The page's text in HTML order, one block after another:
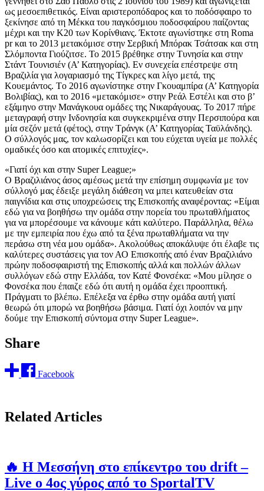
ως μεσοεπιθετικός. Είναι αριστεροπόδαρος και το ποδόσφαιρο το
ξεκίνησε από τη Μέκκα του παγκόσμιου ποδοσφαίρου παίζοντας
μέχρι και την Κ20 των Κορίνθιανς. Έκτοτε αγωνίστηκε στη Roma
pr και το 2013 μετακόμισε στην Σερβική Μπόρακ Τσάτσακ και στη
Σλόμποντα Γιούζιτσε. Το 2015 βρέθηκε στην Τυνησία και στην
Στάντ Τουνισιέν (Α’ Κατηγορίας). Εν συνεχεία επέστρεψε στη
Βραζιλία για λογαριασμό της Τίγκρες και λίγο μετά, της
Κουεμάντος. Τo 2016 αγωνίστηκε στην Γκουαμπίρα (Α’ Κατηγορία
Βολιβίας), και το 2016 «μετακόμισε» στην Ρεάλ Εστέλι και στο β’
εξάμηνο στην Μανάγκουα ομάδες της Νικαράγουας. Το 2017 πήρε
μεταγραφή στην Ινδονησία και συγκεκριμένα στην Περσιπούρα και
μία σεζόν μετά (φέτος), στην Τράνγκ (Α’ Κατηγορίας Ταϋλάνδης).
Ο σύλλογός μας, τον καλωσορίζει και του εύχεται υγεία με πολλές
ομαδικές όσο και ατομικές επιτυχίες».
«Γιατί όχι και στην Super League;»
Ο Βραζιλιάνος άσος αμέσως μετά την επίσημη συμφωνία με τον
σύλλογό μας έδειξε μεγάλη διάθεση να μπει κατευθείαν στα
παιγνίδια και στις υποχρεώσεις της Επισκοπής αναφέροντας: «Είμαι
εδώ για να βοηθήσω την ομάδα στην πορεία του πρωταθλήματος
για να μπορέσουμε να κάνουμε κάτι καλύτερο. Παράλληλα, θέλω
με την εμπειρία που έχω από τα ξένα πρωταθλήματα να την
περάσω στη νέα μου ομάδα». Ακολούθως αποκάλυψε ότι έλαβε τις
καλύτερες συστάσεις για τον ΑΟ Επισκοπής από έναν Βραζιλιάνο
πρώην ποδοσφαιριστή της Επισκοπής αλλά και πολλών άλλων
συλλόγων εδώ στην Ελλάδα, τον Κατέ Φονσέκα: «Μου μίλησε ο
Φονσέκα που έπαιζε εδώ ότι αυτή η ομάδα έχει προοπτική.
Πράγματι το βλέπω. Επέλεξα να έρθω στην ομάδα αυτή γιατί
θεωρώ ότι μπορώ να βοηθήσω βάσιμα. Γιατί όχι λοιπόν να μην
δούμε την Επισκοπή σύντομα στην Super League».
Share
Facebook
Related Articles
🔥 Η Μεσσήνη στο επίκεντρο του drift –
Live ο 4ος γύρος από το SportalTV